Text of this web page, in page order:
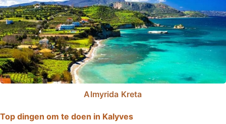
Almyrida Kreta
Top dingen om te doen in Kalyves